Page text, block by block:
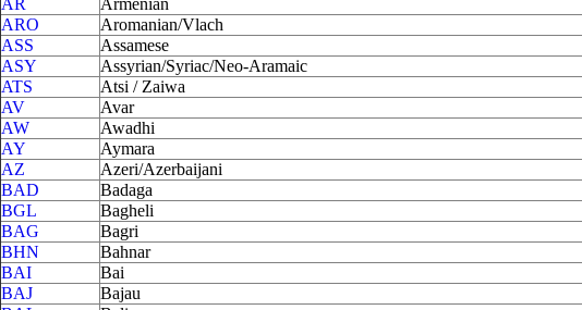
AR
Armenian
ARO
Aromanian/Vlach
ASS
Assamese
ASY
Assyrian/Syriac/Neo-Aramaic
ATS
Atsi / Zaiwa
AV
Avar
AW
Awadhi
AY
Aymara
AZ
Azeri/Azerbaijani
BAD
Badaga
BGL
Bagheli
BAG
Bagri
BHN
Bahnar
BAI
Bai
BAJ
Bajau